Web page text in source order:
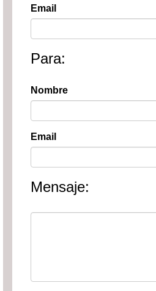
Email
Para:
Nombre
Email
Mensaje: